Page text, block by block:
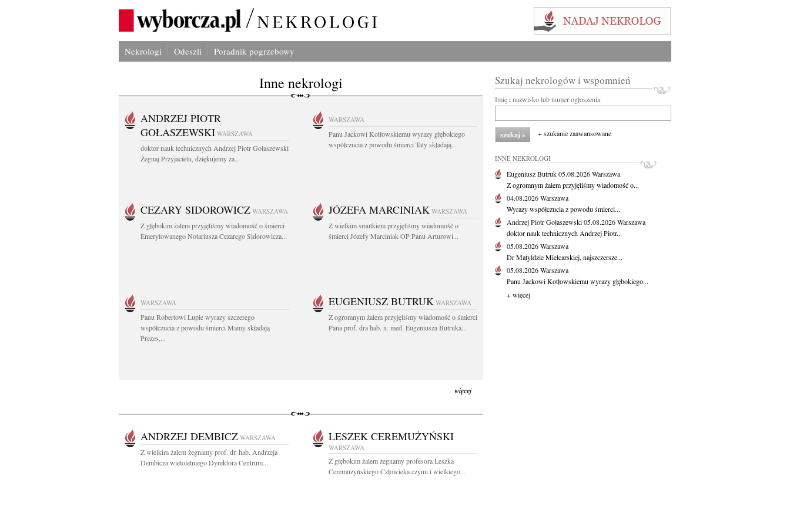
Nekrologi Odeszli Poradnik pogrzebowy
Inne nekrologi
ANDRZEJ PIOTR
GOŁASZEWSKI WARSZAWA
doktor nauk technicznych Andrzej Piotr Gołaszewski
Żegnaj Przyjacielu, dziękujemy za...
WARSZAWA
Panu Jackowi Kotłowskiemu wyrazy głębokiego
współczucia z powodu śmierci Taty składają...
CEZARY SIDOROWICZ WARSZAWA
Z głębokim żalem przyjęliśmy wiadomość o śmierci
Emerytowanego Notariusza Cezarego Sidorowicza...
JÓZEFA MARCINIAK WARSZAWA
Z wielkim smutkiem przyjęliśmy wiadomość o
śmierci Józefy Marciniak OP Panu Arturowi...
WARSZAWA
Panu Robertowi Lupie wyrazy szczerego
współczucia z powodu śmierci Mamy składają
Prezes,...
EUGENIUSZ BUTRUK WARSZAWA
Z ogromnym żalem przyjęliśmy wiadomość o śmierci
Pana prof. dra hab. n. med. Eugeniusza Butruka...
więcej
ANDRZEJ DEMBICZ WARSZAWA
Z wielkim żalem żegnamy prof. dr. hab. Andrzeja
Dembicza wieloletniego Dyrektora Centrum...
LESZEK CEREMUŻYŃSKI
WARSZAWA
Z głębokim żalem żegnamy profesora Leszka
Ceremużyńskiego Człowieka czynu i wielkiego...
Szukaj nekrologów i wspomnień
Imię i nazwisko lub numer ogłoszenia:
+ szukanie zaawansowane
INNE NEKROLOGI
Eugeniusz Butruk05.08.2026Warszawa
Z ogromnym żalem przyjęliśmy wiadomość o...
04.08.2026Warszawa
Wyrazy współczucia z powodu śmierci...
Andrzej Piotr Gołaszewski05.08.2026Warszawa
doktor nauk technicznych Andrzej Piotr...
05.08.2026Warszawa
Dr Matyldzie Mielcarskiej, najszczersze...
05.08.2026Warszawa
Panu Jackowi Kotłowskiemu wyrazy głębokiego...
+ więcej